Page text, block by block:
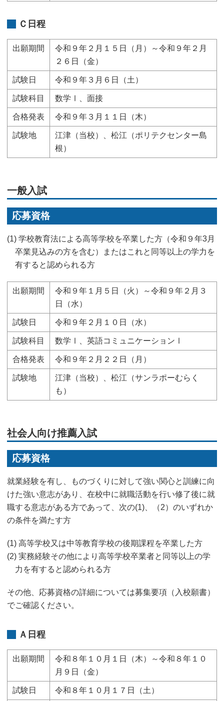
Ｃ日程
出願期間
令和９年２月１５日（月）～令和９年２月
２６日（金）
試験日 令和９年３月６日（土）
試験科目 数学Ⅰ、面接
合格発表 令和９年３月１１日（木）
試験地
江津（当校）、松江（ポリテクセンター島
根）
一般入試
応募資格
(1) 学校教育法による高等学校を卒業した方（令和９年3月
卒業見込みの方を含む）またはこれと同等以上の学力を
有すると認められる方
出願期間
令和９年１月５日（火）～令和９年２月３
日（水）
試験日 令和９年２月１０日（水）
試験科目 数学Ⅰ、英語コミュニケーションⅠ
合格発表 令和９年２月２２日（月）
試験地
江津（当校）、松江（サンラポーむらく
も）
社会人向け推薦入試
応募資格
就業経験を有し、ものづくりに対して強い関心と訓練に向
けた強い意志があり、在校中に就職活動を行い修了後に就
職する意志がある方であって、次の(1)、（2）のいずれか
の条件を満たす方
(1) 高等学校又は中等教育学校の後期課程を卒業した方
(2) 実務経験その他により高等学校卒業者と同等以上の学
力を有すると認められる方
その他、応募資格の詳細については募集要項（入校願書）
でご確認ください。
Ａ日程
出願期間
令和８年１０月１日（木）～令和８年１０
月９日（金）
試験日 令和８年１０月１７日（土）